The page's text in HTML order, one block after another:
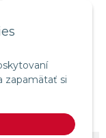
zapamätať si